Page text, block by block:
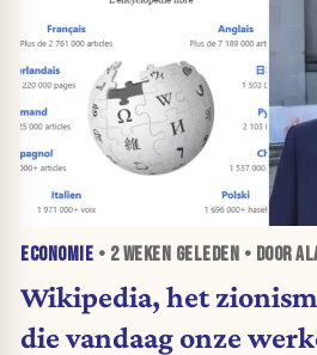
ECONOMIE • 2 WEKEN GELEDEN • DOOR
Wikipedia, het
die vandaag onze